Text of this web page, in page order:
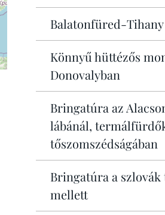
Balatonfüred-
Könnyű hüttézős
Donovalyban
Bringatúra az
lábánál,
tőszomszédságában
Bringatúra a szlovák
mellett